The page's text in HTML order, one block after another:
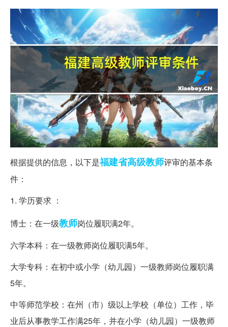
根据提供的信息，以下是福建省高级教师评审的基本条
件：
1. 学历要求 ：
博士：在一级教师岗位履职满2年。
六学本科：在一级教师岗位履职满5年。
大学专科：在初中或小学（幼儿园）一级教师岗位履职满
5年。
中等师范学校：在州（市）级以上学校（单位）工作，毕
业后从事教学工作满25年，并在小学（幼儿园）一级教师